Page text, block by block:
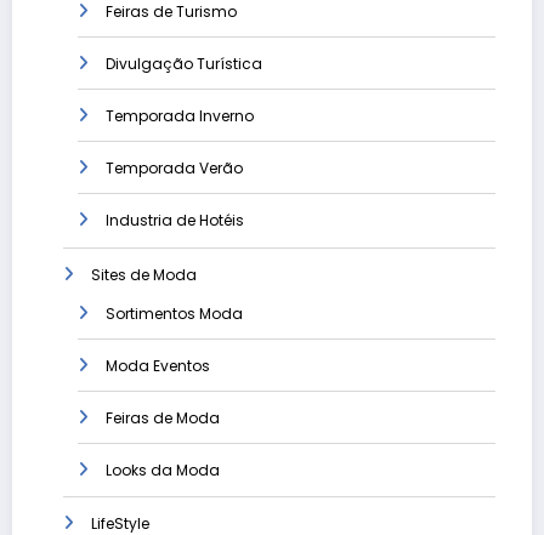
Feiras de Turismo
Divulgação Turística
Temporada Inverno
Temporada Verão
Industria de Hotéis
Sites de Moda
Sortimentos Moda
Moda Eventos
Feiras de Moda
Looks da Moda
LifeStyle